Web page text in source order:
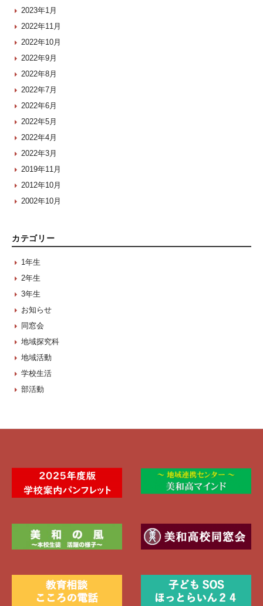
2023年1月
2022年11月
2022年10月
2022年9月
2022年8月
2022年7月
2022年6月
2022年5月
2022年4月
2022年3月
2019年11月
2012年10月
2002年10月
カテゴリー
1年生
2年生
3年生
お知らせ
同窓会
地域探究科
地域活動
学校生活
部活動